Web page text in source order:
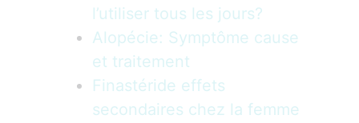
l’utiliser tous les jours?
Alopécie: Symptôme cause
et traitement
Finastéride effets
secondaires chez la femme